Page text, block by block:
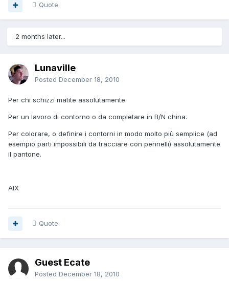
Quote
2 months later...
Lunaville
Posted December 18, 2010
Per chi schizzi matite assolutamente.
Per un lavoro di contorno o da completare in B/N china.
Per colorare, o definire i contorni in modo molto più semplice (ad
esempio parti impossibili da tracciare con pennelli) assolutamente
il pantone.
AlX
Quote
Guest Ecate
Posted December 18, 2010